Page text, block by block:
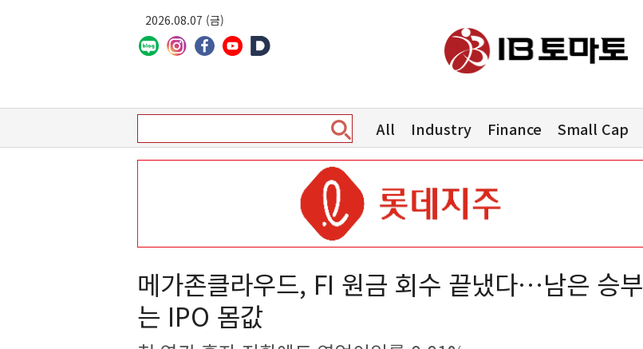
2026.08.07 (금)
All Industry Finance Small Cap
메가존클라우드, FI 원금 회수 끝냈다…남은 승부
는 IPO 몸값